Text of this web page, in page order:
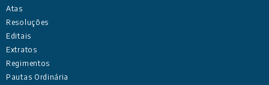
Atas
Resoluções
Editais
Extratos
Regimentos
Pautas Ordinária